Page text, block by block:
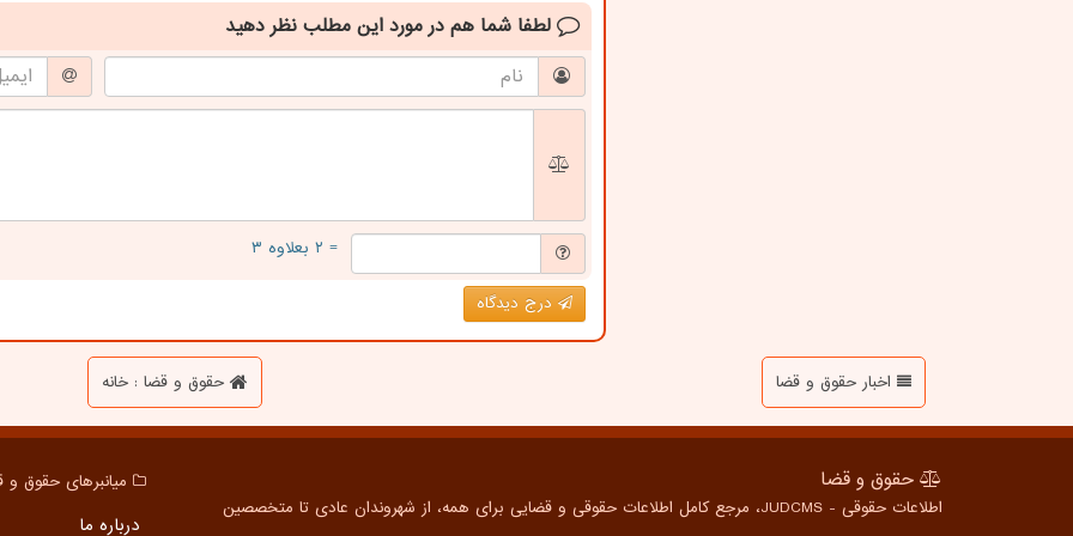
لطفا شما هم در مورد این مطلب نظر دهید
= ۲ بعلاوه ۳
درج دیدگاه
اخبار حقوق و قضا حقوق و قضا : خانه
حقوق و قضا
اطلاعات حقوقی - JUDCMS، مرجع کامل اطلاعات حقوقی و قضایی برای همه، از شهروندان عادی تا متخصصین
میانبرهای حقوق و
درباره ما